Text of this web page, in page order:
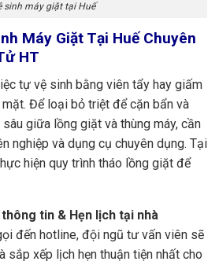
sinh máy giặt tại Huế
Máy Giặt Tại Huế Chuyên
HT
tự vệ sinh bằng viên tẩy hay giấm
Để loại bỏ triệt để cặn bẩn và
giữa lồng giặt và thùng máy, cần
nghiệp và dụng cụ chuyên dụng. Tại
hiện quy trình tháo lồng giặt để
tin & Hẹn lịch tại nhà
đến hotline, đội ngũ tư vấn viên sẽ
sắp xếp lịch hẹn thuận tiện nhất cho